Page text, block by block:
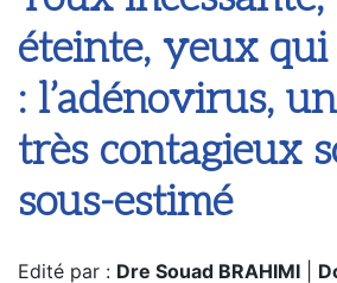
éteinte, yeux
: l’adénovirus,
très contagieux
sous-estimé
Edité par : Dre Souad BRAHIMI